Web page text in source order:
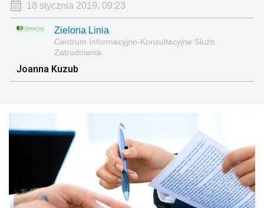
18 stycznia 2019, 09:23
Zielona Linia
Centrum Informacyjno-Konsultacyjne Służb
Zatrudnienia
Joanna Kuzub